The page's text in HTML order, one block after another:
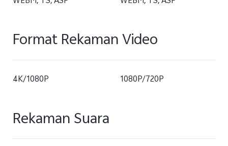
Format Rekaman Video
4K/1080P 1080P/720P
Rekaman Suara